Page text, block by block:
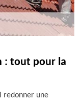
: tout pour la
redonner une